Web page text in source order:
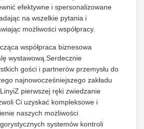
efektywne i spersonalizowane
na wszelkie pytania i
możliwości współpracy.
współpraca biznesowa
wystawową.Serdecznie
gości i partnerów przemysłu do
najnowocześniejszego zakładu
pierwszej ręki zwiedzanie
Ci uzyskać kompleksowe i
naszych możliwości
systemów kontroli